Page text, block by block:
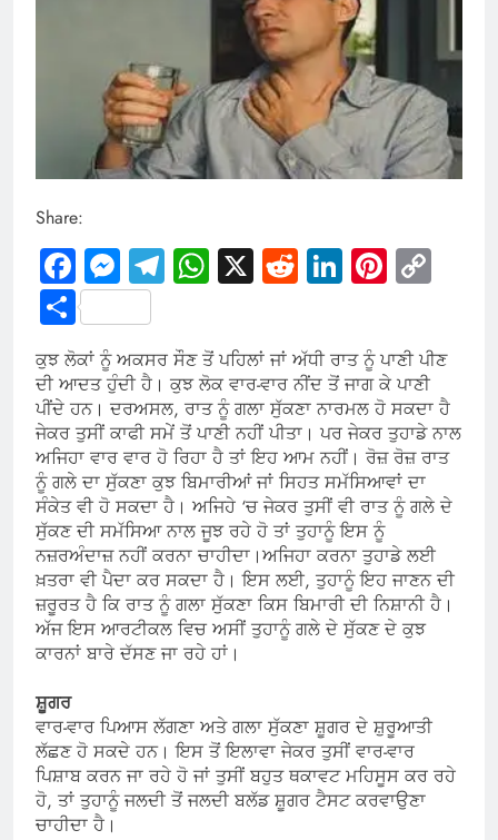
Share:
Facebook
Messenger
Telegram
WhatsApp
X RedditLinkedIn
Share
ਕੁਝ ਲੋਕਾਂ ਨੂੰ ਅਕਸਰ ਸੌਣ ਤੋਂ ਪਹਿਲਾਂ ਜਾਂ ਅੱਧੀ ਰਾਤ ਨੂੰ ਪਾਣੀ ਪੀਣ
ਦੀ ਆਦਤ ਹੁੰਦੀ ਹੈ। ਕੁਝ ਲੋਕ ਵਾਰ-ਵਾਰ ਨੀਂਦ ਤੋਂ ਜਾਗ ਕੇ ਪਾਣੀ
ਪੀਂਦੇ ਹਨ। ਦਰਅਸਲ, ਰਾਤ ​​ਨੂੰ ਗਲਾ ਸੁੱਕਣਾ ਨਾਰਮਲ ਹੋ ਸਕਦਾ ਹੈ
ਜੇਕਰ ਤੁਸੀਂ ਕਾਫੀ ਸਮੇਂ ਤੋਂ ਪਾਣੀ ਨਹੀਂ ਪੀਤਾ। ਪਰ ਜੇਕਰ ਤੁਹਾਡੇ ਨਾਲ
ਅਜਿਹਾ ਵਾਰ ਵਾਰ ਹੋ ਰਿਹਾ ਹੈ ਤਾਂ ਇਹ ਆਮ ਨਹੀਂ। ਰੋਜ਼ ਰੋਜ਼ ਰਾਤ
ਨੂੰ ਗਲੇ ਦਾ ਸੁੱਕਣਾ ਕੁਝ ਬਿਮਾਰੀਆਂ ਜਾਂ ਸਿਹਤ ਸਮੱਸਿਆਵਾਂ ਦਾ
ਸੰਕੇਤ ਵੀ ਹੋ ਸਕਦਾ ਹੈ। ਅਜਿਹੇ ‘ਚ ਜੇਕਰ ਤੁਸੀਂ ਵੀ ਰਾਤ ਨੂੰ ਗਲੇ ਦੇ
ਸੁੱਕਣ ਦੀ ਸਮੱਸਿਆ ਨਾਲ ਜੂਝ ਰਹੇ ਹੋ ਤਾਂ ਤੁਹਾਨੂੰ ਇਸ ਨੂੰ
ਨਜ਼ਰਅੰਦਾਜ਼ ਨਹੀਂ ਕਰਨਾ ਚਾਹੀਦਾ।ਅਜਿਹਾ ਕਰਨਾ ਤੁਹਾਡੇ ਲਈ
ਖ਼ਤਰਾ ਵੀ ਪੈਦਾ ਕਰ ਸਕਦਾ ਹੈ। ਇਸ ਲਈ, ਤੁਹਾਨੂੰ ਇਹ ਜਾਣਨ ਦੀ
ਜ਼ਰੂਰਤ ਹੈ ਕਿ ਰਾਤ ਨੂੰ ਗਲਾ ਸੁੱਕਣਾ ਕਿਸ ਬਿਮਾਰੀ ਦੀ ਨਿਸ਼ਾਨੀ ਹੈ।
ਅੱਜ ਇਸ ਆਰਟੀਕਲ ਵਿਚ ਅਸੀਂ ਤੁਹਾਨੂੰ ਗਲੇ ਦੇ ਸੁੱਕਣ ਦੇ ਕੁਝ
ਕਾਰਨਾਂ ਬਾਰੇ ਦੱਸਣ ਜਾ ਰਹੇ ਹਾਂ।
ਸ਼ੂਗਰ
ਵਾਰ-ਵਾਰ ਪਿਆਸ ਲੱਗਣਾ ਅਤੇ ਗਲਾ ਸੁੱਕਣਾ ਸ਼ੂਗਰ ਦੇ ਸ਼ੁਰੂਆਤੀ
ਲੱਛਣ ਹੋ ਸਕਦੇ ਹਨ। ਇਸ ਤੋਂ ਇਲਾਵਾ ਜੇਕਰ ਤੁਸੀਂ ਵਾਰ-ਵਾਰ
ਪਿਸ਼ਾਬ ਕਰਨ ਜਾ ਰਹੇ ਹੋ ਜਾਂ ਤੁਸੀਂ ਬਹੁਤ ਥਕਾਵਟ ਮਹਿਸੂਸ ਕਰ ਰਹੇ
ਹੋ, ਤਾਂ ਤੁਹਾਨੂੰ ਜਲਦੀ ਤੋਂ ਜਲਦੀ ਬਲੱਡ ਸ਼ੂਗਰ ਟੈਸਟ ਕਰਵਾਉਣਾ
ਚਾਹੀਦਾ ਹੈ।